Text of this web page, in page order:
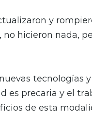
y
hicieron nada,
tecnologías
es precaria y el
de esta